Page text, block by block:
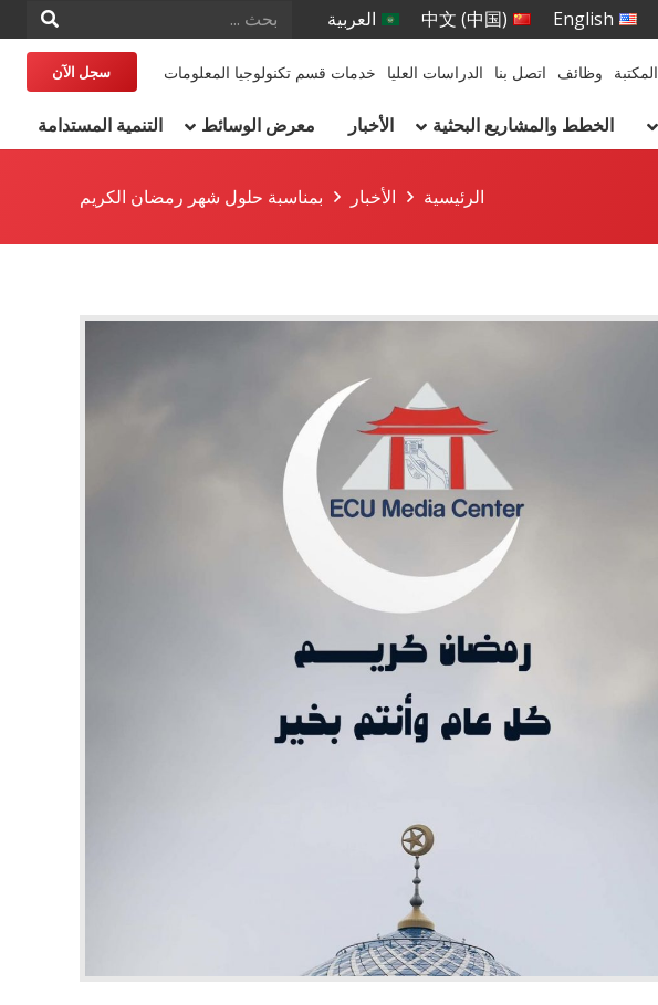
English
中文 (中国) العربية
المكتبة وظائف اتصل بنا الدراسات العليا خدمات قسم تكنولوجيا المعلومات سجل الآن
الخطط والمشاريع البحثية الأخبار معرض الوسائط التنمية المستدامة
الرئيسية الأخبار بمناسبة حلول شهر رمضان الكريم